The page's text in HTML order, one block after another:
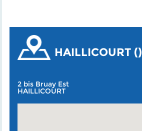
HAILLICOURT ()
2 bis Bruay Est
HAILLICOURT